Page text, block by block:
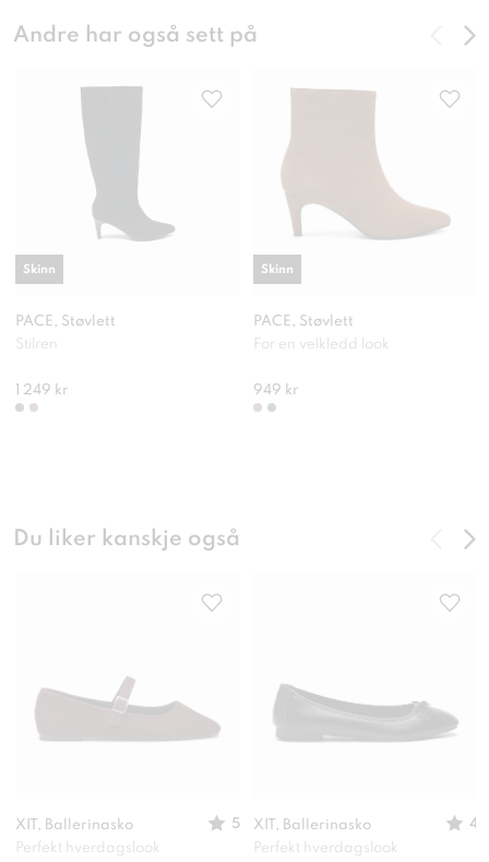
Andre har også sett på
PACE, Støvlett
Stilren
1 249 kr
Skinn
PACE, Støvlett
For en velkledd look
949 kr
Skinn
Du liker kanskje også
XIT, Ballerinasko
5
Perfekt hverdagslook
XIT, Ballerinasko
4
Perfekt hverdagslook